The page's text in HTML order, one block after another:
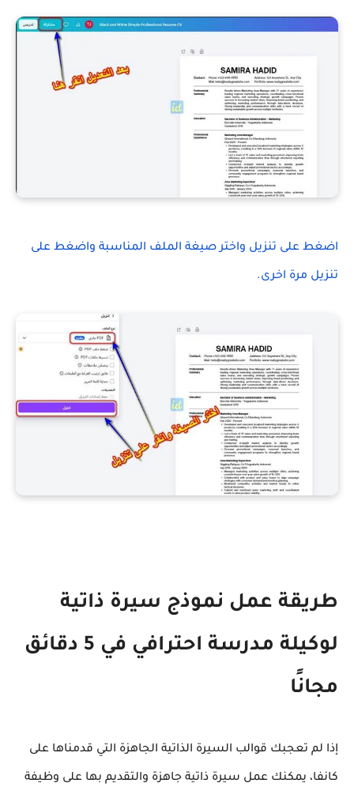
اضغط على تنزيل واختر صيغة الملف المناسبة واضغط على
تنزيل مرة اخرى.
طريقة عمل نموذج سيرة ذاتية
لوكيلة مدرسة احترافي في 5 دقائق
مجانًا
إذا لم تعجبك قوالب السيرة الذاتية الجاهزة التي قدمناها على
كانفا، يمكنك عمل سيرة ذاتية جاهزة والتقديم بها على وظيفة